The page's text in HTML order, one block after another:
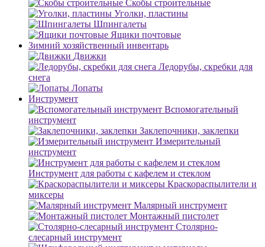
Скобы строительные
Уголки, пластины
Шпингалеты
Ящики почтовые
Зимний хозяйственный инвентарь
Движки
Ледорубы, скребки для
снега
Лопаты
Инструмент
Вспомогательный
инструмент
Заклепочники, заклепки
Измерительный
инструмент
Инструмент для работы с кафелем и стеклом
Краскораспылители и
миксеры
Малярный инструмент
Монтажный пистолет
Столярно-
слесарный инструмент